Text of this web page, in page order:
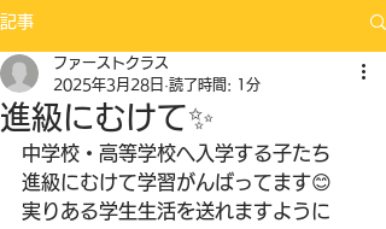
記事
進級にむけて✨
ファーストクラス
2025年3月28日 読了時間: 1分
中学校・高等学校へ入学する子たち
進級にむけて学習がんばってます😊
実りある学生生活を送れますように